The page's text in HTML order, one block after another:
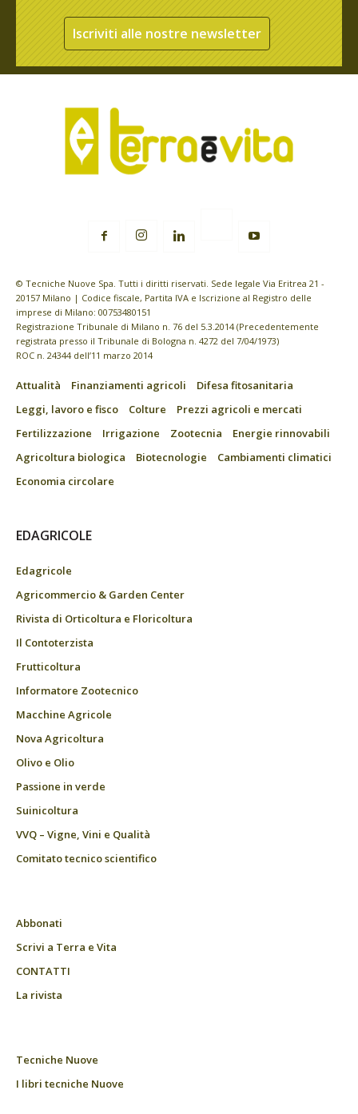
Iscriviti alle nostre newsletter
© Tecniche Nuove Spa. Tutti i diritti riservati. Sede legale Via Eritrea 21 -
20157 Milano | Codice fiscale, Partita IVA e Iscrizione al Registro delle
imprese di Milano: 00753480151
Registrazione Tribunale di Milano n. 76 del 5.3.2014 (Precedentemente
registrata presso il Tribunale di Bologna n. 4272 del 7/04/1973)
ROC n. 24344 dell’11 marzo 2014
Attualità Finanziamenti agricoli
Difesa fitosanitaria
Leggi, lavoro e fisco
Colture
Prezzi agricoli e mercati
Fertilizzazione
Irrigazione Zootecnia
Energie rinnovabili
Agricoltura biologica
Biotecnologie
Cambiamenti climatici
Economia circolare
EDAGRICOLE
Edagricole
Agricommercio & Garden Center
Rivista di Orticoltura e Floricoltura
Il Contoterzista
Frutticoltura
Informatore Zootecnico
Macchine Agricole
Nova Agricoltura
Olivo e Olio
Passione in verde
Suinicoltura
VVQ – Vigne, Vini e Qualità
Comitato tecnico scientifico
Abbonati
Scrivi a Terra e Vita
CONTATTI
La rivista
Tecniche Nuove
I libri tecniche Nuove